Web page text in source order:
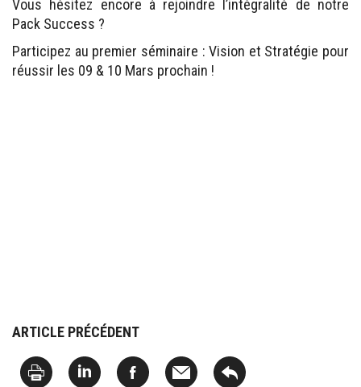
Vous hésitez encore à rejoindre l’intégralité de notre
Pack Success ?
Participez au premier séminaire : Vision et Stratégie pour
réussir les 09 & 10 Mars prochain !
ARTICLE PRÉCÉDENT